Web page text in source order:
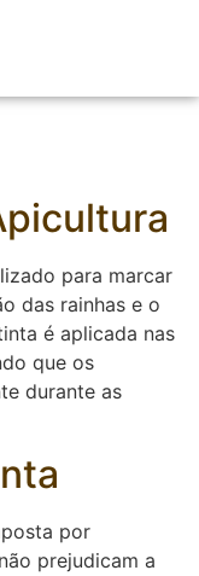
para marcar
das rainhas e o
é aplicada nas
que os
durante as
por
prejudicam a